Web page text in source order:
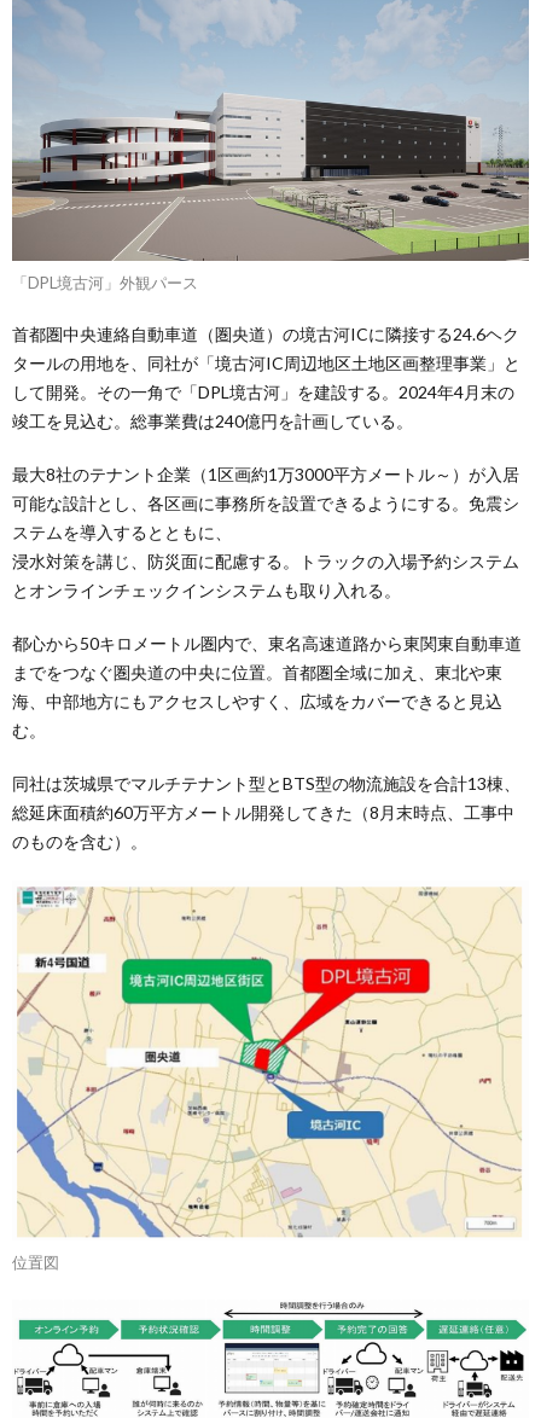
「DPL境古河」外観パース
首都圏中央連絡自動車道（圏央道）の境古河ICに隣接する24.6ヘク
タールの用地を、同社が「境古河IC周辺地区土地区画整理事業」と
して開発。その一角で「DPL境古河」を建設する。2024年4月末の
竣工を見込む。総事業費は240億円を計画している。
最大8社のテナント企業（1区画約1万3000平方メートル～）が入居
可能な設計とし、各区画に事務所を設置できるようにする。免震シ
ステムを導入するとともに、
浸水対策を講じ、防災面に配慮する。トラックの入場予約システム
とオンラインチェックインシステムも取り入れる。
都心から50キロメートル圏内で、東名高速道路から東関東自動車道
までをつなぐ圏央道の中央に位置。首都圏全域に加え、東北や東
海、中部地方にもアクセスしやすく、広域をカバーできると見込
む。
同社は茨城県でマルチテナント型とBTS型の物流施設を合計13棟、
総延床面積約60万平方メートル開発してきた（8月末時点、工事中
のものを含む）。
位置図